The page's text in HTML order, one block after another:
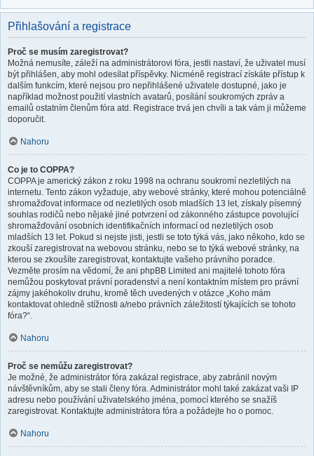
Přihlašování a registrace
Proč se musím zaregistrovat?
Možná nemusíte, záleží na administrátorovi fóra, jestli nastaví, že uživatel musí
být přihlášen, aby mohl odesílat příspěvky. Nicméně registrací získáte přístup k
dalším funkcím, které nejsou pro nepřihlášené uživatele dostupné, jako je
například možnost použití vlastních avatarů, posílání soukromých zpráv a
emailů ostatním členům fóra atd. Registrace trvá jen chvíli a tak vám ji můžeme
doporučit.
Nahoru
Co je to COPPA?
COPPA je americký zákon z roku 1998 na ochranu soukromí nezletilých na
internetu. Tento zákon vyžaduje, aby webové stránky, které mohou potenciálně
shromažďovat informace od nezletilých osob mladších 13 let, získaly písemný
souhlas rodičů nebo nějaké jiné potvrzení od zákonného zástupce povolující
shromažďování osobních identifikačních informací od nezletilých osob
mladších 13 let. Pokud si nejste jisti, jestli se toto týká vás, jako někoho, kdo se
zkouší zaregistrovat na webovou stránku, nebo se to týká webové stránky, na
kterou se zkoušíte zaregistrovat, kontaktujte vašeho právního poradce.
Vezměte prosím na vědomí, že ani phpBB Limited ani majitelé tohoto fóra
nemůžou poskytovat právní poradenství a není kontaktním místem pro právní
zájmy jakéhokoliv druhu, kromě těch uvedených v otázce „Koho mám
kontaktovat ohledně stížnosti a/nebo právních záležitostí týkajících se tohoto
fóra?“.
Nahoru
Proč se nemůžu zaregistrovat?
Je možné, že administrátor fóra zakázal registrace, aby zabránil novým
návštěvníkům, aby se stali členy fóra. Administrátor mohl také zakázat vaši IP
adresu nebo používání uživatelského jména, pomocí kterého se snažíš
zaregistrovat. Kontaktujte administrátora fóra a požádejte ho o pomoc.
Nahoru